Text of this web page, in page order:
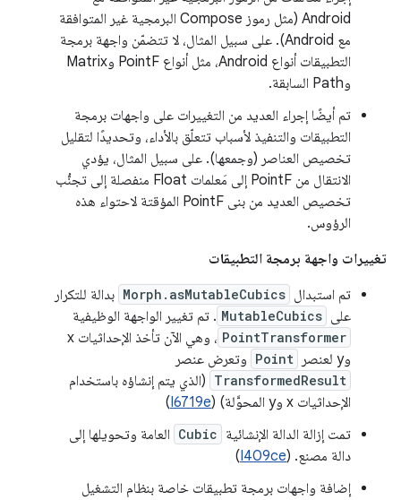
Android (مثل رموز Compose البرمجية غير المتوافقة
مع Android). على سبيل المثال، لا تتضمّن واجهة برمجة
التطبيقات أنواع Android، مثل أنواع PointF وMatrix
وPath السابقة.
تم أيضًا إجراء العديد من التغييرات على واجهات برمجة
التطبيقات والتنفيذ لأسباب تتعلّق بالأداء، وتحديدًا لتقليل
تخصيص العناصر (وجمعها). على سبيل المثال، يؤدي
الانتقال من PointF إلى مَعلمات Float منفصلة إلى تجنُّب
تخصيص العديد من بنى PointF المؤقتة لاحتواء هذه
الرؤوس.
تغييرات واجهة برمجة التطبيقات
تم استبدال Morph.asMutableCubics بدالة للتكرار
على MutableCubics . تم تغيير الواجهة الوظيفية
PointTransformer
، وهي الآن تأخذ الإحداثيات x
وy لعنصر
Point وتعرض عنصر
TransformedResult (الذي يتم إنشاؤه باستخدام
الإحداثيات x وy المحوَّلة) (
I6719e
)
تمت إزالة الدالة الإنشائية Cubic العامة وتحويلها إلى
دالة مصنع. (I409ce
)
إضافة واجهات برمجة تطبيقات خاصة بنظام التشغيل